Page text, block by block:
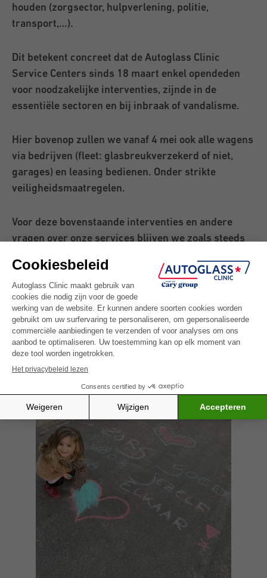
houden (zorgsector, hulpverlening, politie,
transport,…).
Dit betekent concreet dat de Autoglass Clinic
Service Centers sinds 18 maart enkel opendeden
voor noodzakelijke interventies, zijnde in de
essentiële sectoren en bij inbraak of vandalisme.
Hier bovenop zullen we vanaf 4 mei ook alle wagens
via bedrijven (fleet: glasbreukverzekerd of niet,
garages) en leasing bedienen. Onder strikte
veiligheidsmaatregelen.
Voor deze bovenstaande interventies en andere
vragen over onze services blijven we zoals steeds
nummer 0800 23 332 en via
info@autoglassclinic.be. Onze helden van het
Contact Center helpen u graag, van bij hun thuis,
verder.
Vanwege de hele Autoglass Clinic-familie: zorg goed
voor jezelf en elkaar!